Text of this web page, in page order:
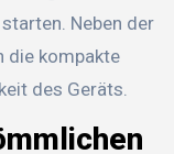
Neben der
die kompakte
des Geräts.